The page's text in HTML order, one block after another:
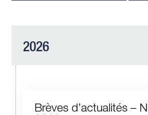
2026
Brèves d’actualités –